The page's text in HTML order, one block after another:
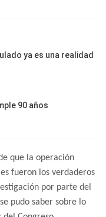
ya es una realidad
90 años
que la operación
fueron los verdaderos
por parte del
pudo saber sobre lo